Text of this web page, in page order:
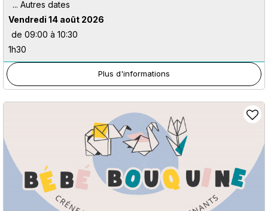
Vendredi 14 août 2026
de 09:00 à 10:30
1h30
Plus d'informations